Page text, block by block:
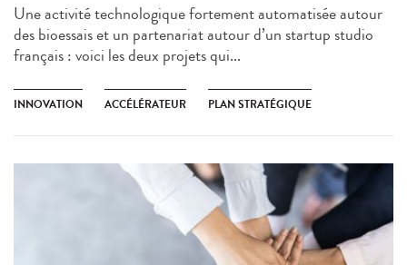
Une activité technologique fortement automatisée autour
des bioessais et un partenariat autour d’un startup studio
français : voici les deux projets qui...
INNOVATION ACCÉLÉRATEUR PLAN STRATÉGIQUE